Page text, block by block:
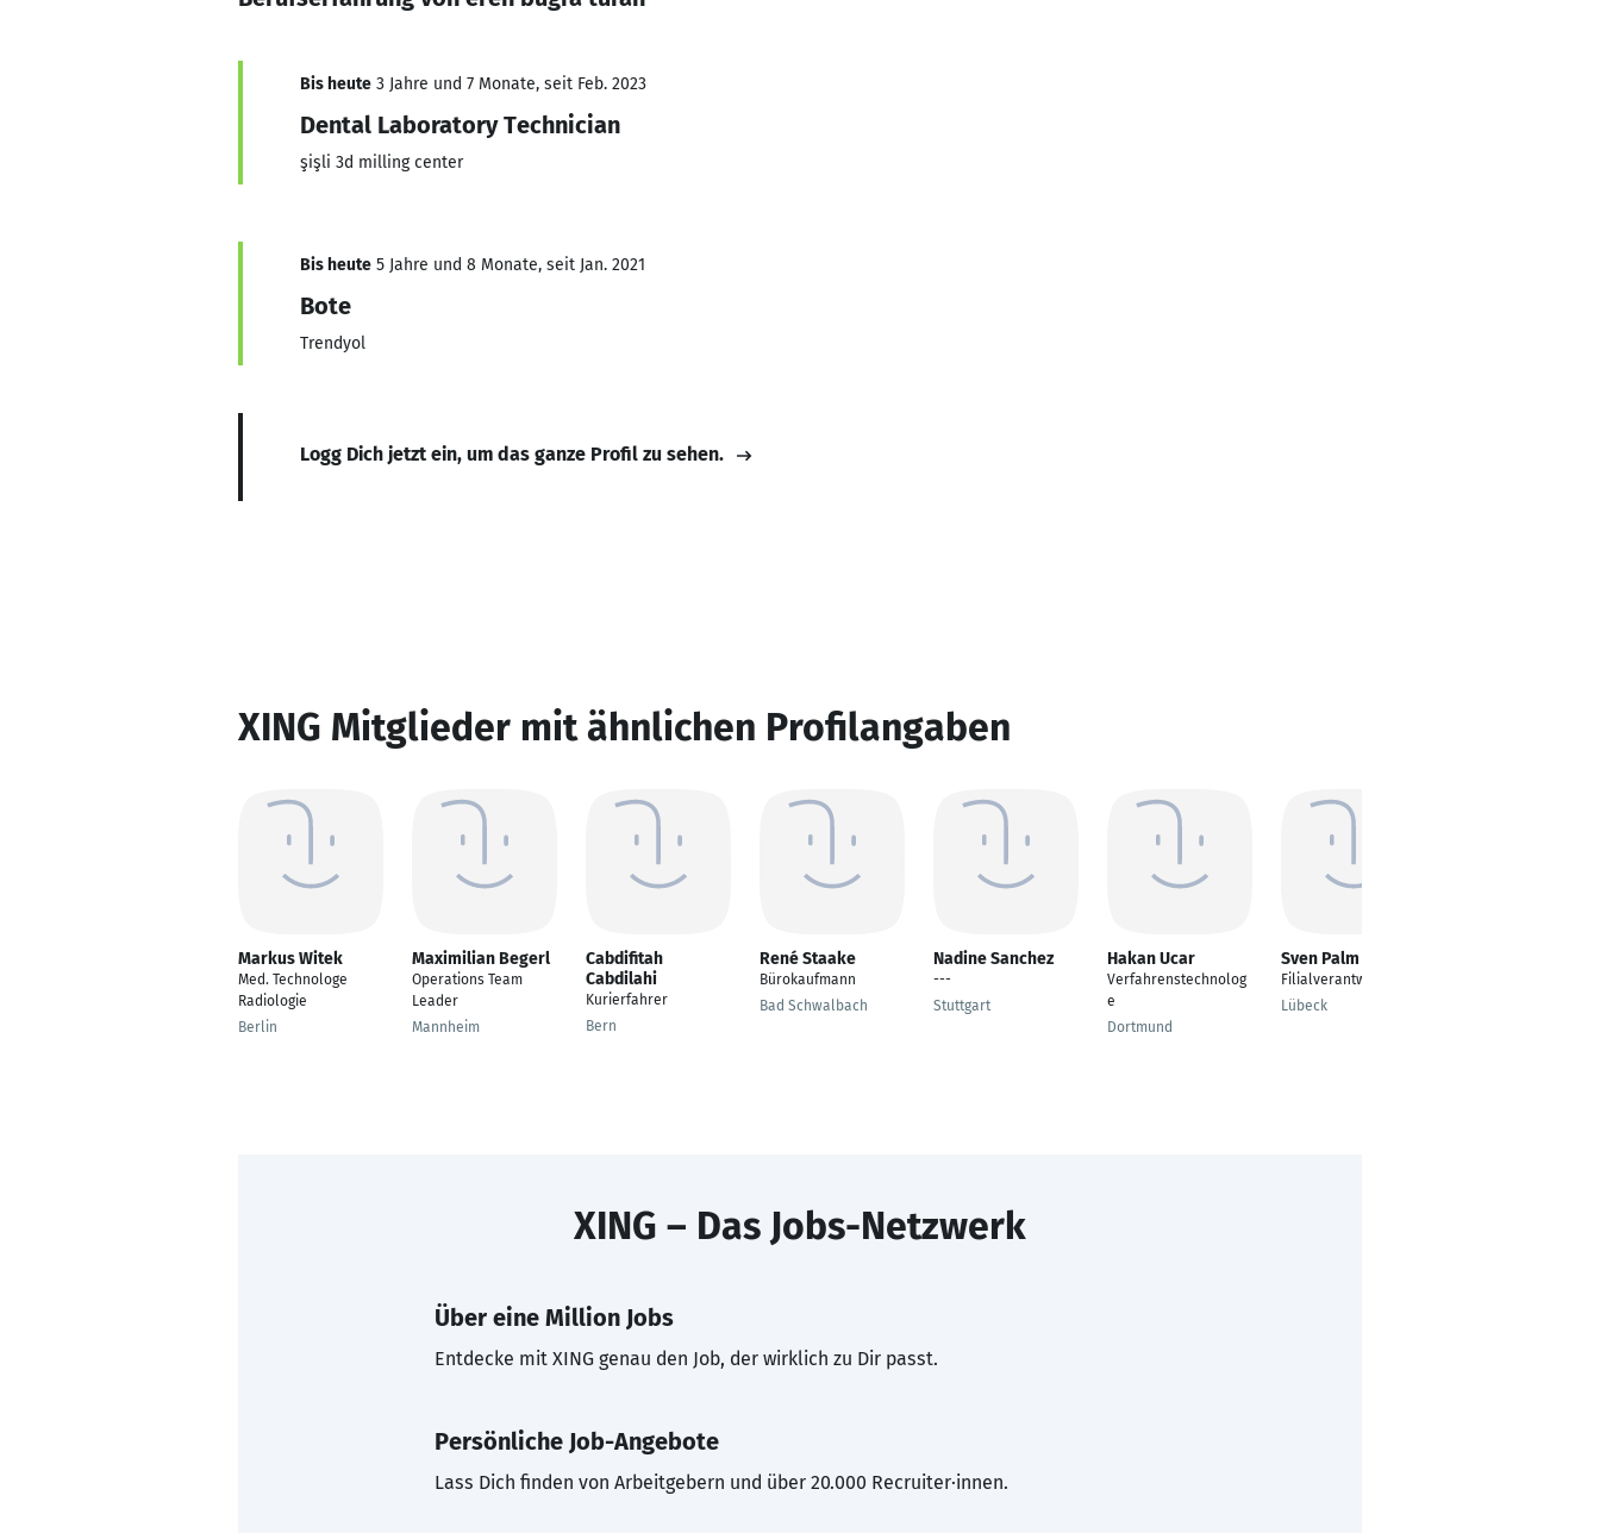
Bis heute 3 Jahre und 7 Monate, seit Feb. 2023
Dental Laboratory Technician
şişli 3d milling center
Bis heute 5 Jahre und 8 Monate, seit Jan. 2021
Bote
Trendyol
Logg Dich jetzt ein, um das ganze Profil zu sehen.
XING Mitglieder mit ähnlichen Profilangaben
Markus Witek
Med. Technologe
Radiologie
Berlin
Maximilian Begerl
Operations Team
Leader
Mannheim
Cabdifitah
Cabdilahi
Kurierfahrer
Bern
René Staake
Bürokaufmann
Bad Schwalbach
Nadine Sanchez
---
Stuttgart
Hakan Ucar
Verfahrenstechnolog
e
Dortmund
Sven Palm
Filialverantwortlicher
Lübeck
XING – Das Jobs-Netzwerk
Über eine Million Jobs
Entdecke mit XING genau den Job, der wirklich zu Dir passt.
Persönliche Job-Angebote
Lass Dich finden von Arbeitgebern und über 20.000 Recruiter·innen.